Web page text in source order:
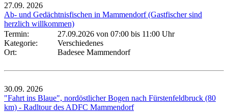
27.09. 2026
Ab- und Gedächtnisfischen in Mammendorf (Gastfischer sind
herzlich willkommen)
Termin:
27.09.2026 von 07:00 bis 11:00 Uhr
Kategorie:
Verschiedenes
Ort:
Badesee Mammendorf
30.09. 2026
"Fahrt ins Blaue", nordöstlicher Bogen nach Fürstenfeldbruck (80
km) - Radltour des ADFC Mammendorf